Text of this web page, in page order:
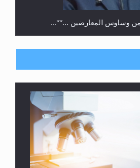
وساوس المعارضين ...**...